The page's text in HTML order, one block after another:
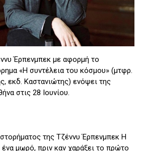
Έρπενμπεκ με αφορμή το
«Η συντέλεια του κόσμου» (μτφρ.
εκδ. Καστανιώτης) ενόψει της
στις 28 Ιουνίου.
της Τζέννυ Έρπενμπεκ Η
μωρό, πριν καν χαράξει το πρώτο